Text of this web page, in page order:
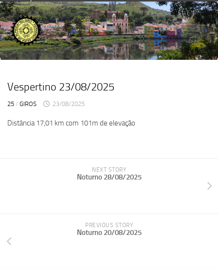
Skip
to
content
Vespertino 23/08/2025
25 / GIROS 23/08/2025
Distância 17,01 km com 101m de elevação
NEXT STORY
Noturno 28/08/2025
PREVIOUS STORY
Noturno 20/08/2025